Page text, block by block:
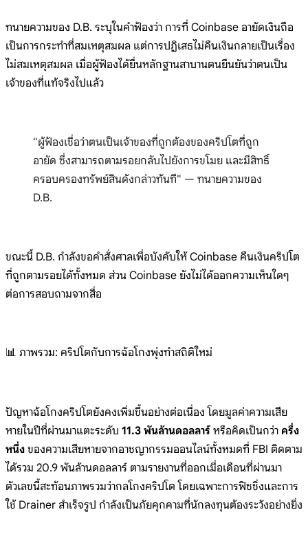
ทนายความของ D.B. ระบุในคำฟ้องว่า การที่ Coinbase อายัดเงินถือ
เป็นการกระทำที่สมเหตุสมผล แต่การปฏิเสธไม่คืนเงินกลายเป็นเรื่อง
ไม่สมเหตุสมผล เมื่อผู้ฟ้องได้ยื่นหลักฐานสาบานตนยืนยันว่าตนเป็น
เจ้าของที่แท้จริงไปแล้ว
"ผู้ฟ้องเชื่อว่าตนเป็นเจ้าของที่ถูกต้องของคริปโตที่ถูก
อายัด ซึ่งสามารถตามรอยกลับไปยังการขโมย และมีสิทธิ์
ครอบครองทรัพย์สินดังกล่าวทันที" — ทนายความของ
D.B.
ขณะนี้ D.B. กำลังขอคำสั่งศาลเพื่อบังคับให้ Coinbase คืนเงินคริปโต
ที่ถูกตามรอยได้ทั้งหมด ส่วน Coinbase ยังไม่ได้ออกความเห็นใดๆ
ต่อการสอบถามจากสื่อ
📊 ภาพรวม: คริปโตกับการฉ้อโกงพุ่งทำสถิติใหม่
ปัญหาฉ้อโกงคริปโตยังคงเพิ่มขึ้นอย่างต่อเนื่อง โดยมูลค่าความเสีย
หายในปีที่ผ่านมาแตะระดับ 11.3 พันล้านดอลลาร์ หรือคิดเป็นกว่า ครึ่ง
หนึ่ง ของความเสียหายจากอาชญากรรมออนไลน์ทั้งหมดที่ FBI ติดตาม
ได้รวม 20.9 พันล้านดอลลาร์ ตามรายงานที่ออกเมื่อเดือนที่ผ่านมา
ตัวเลขนี้สะท้อนภาพรวมว่ากลโกงคริปโต โดยเฉพาะการฟิชชิ่งและการ
ใช้ Drainer สำเร็จรูป กำลังเป็นภัยคุกคามที่นักลงทุนต้องระวังอย่างยิ่ง